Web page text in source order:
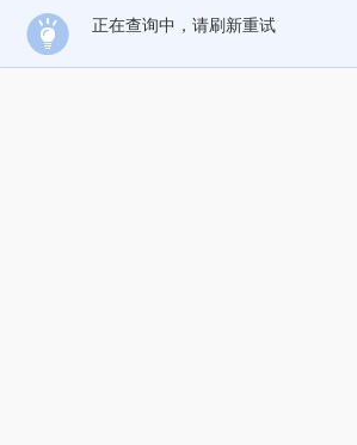
正在查询中，请刷新重试